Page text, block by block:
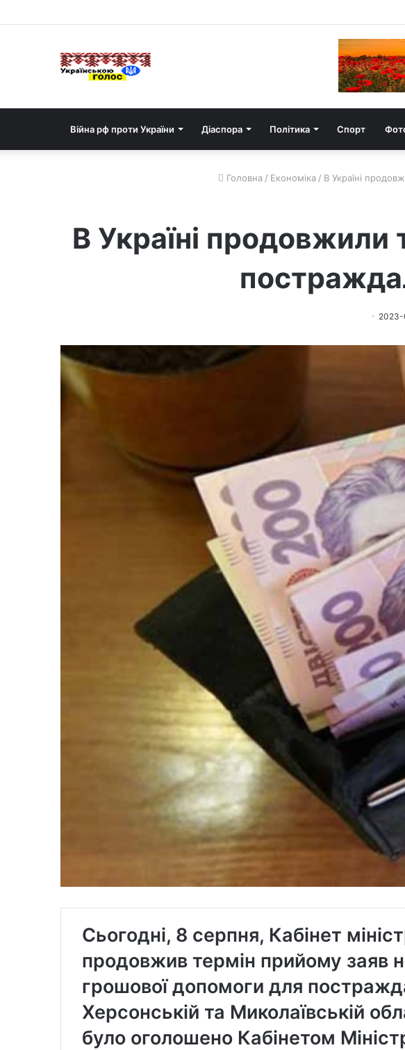
Війна рф проти України Діаспора Політика Спорт
Головна / Економіка / В Україні
В Україні продовжили
Сьогодні, 8 серпня, Кабінет
продовжив термін прийому заяв
грошової допомоги для
Херсонській та Миколаївській
було оголошено Кабінетом